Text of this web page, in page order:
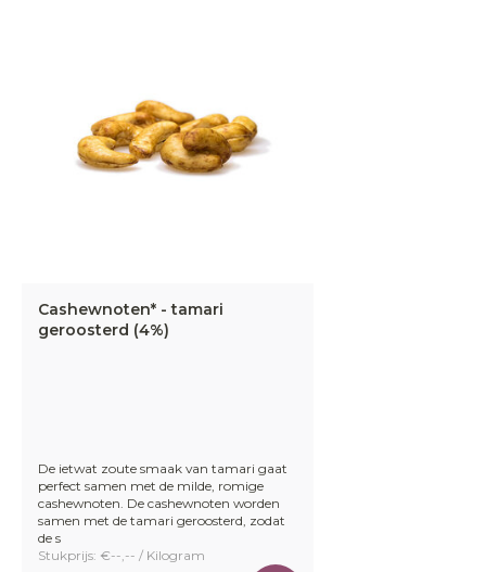
Cashewnoten* - tamari
geroosterd (4%)
De ietwat zoute smaak van tamari gaat
perfect samen met de milde, romige
cashewnoten. De cashewnoten worden
samen met de tamari geroosterd, zodat
de s
Stukprijs: €--,-- / Kilogram